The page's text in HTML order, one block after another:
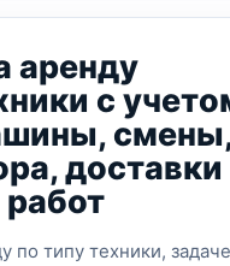
аренду
с
доставки
по типу техники,